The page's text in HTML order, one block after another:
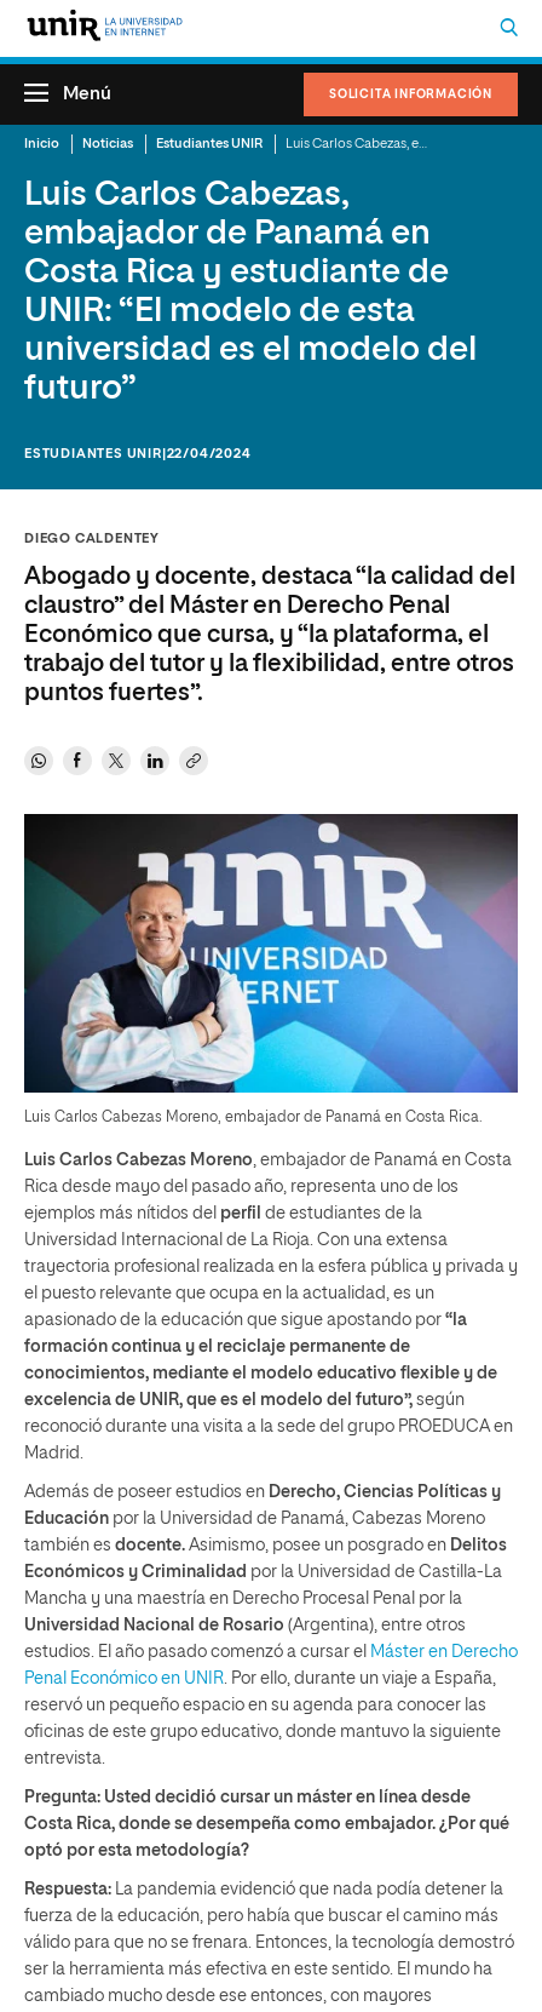
SOLICITA INFORMACIÓN
Menú
Inicio Noticias Estudiantes UNIR
Luis Carlos Cabezas,
embajador de Panamá en
Costa Rica y estudiante de
UNIR: “El modelo de esta
universidad es el modelo del
futuro”
ESTUDIANTES UNIR |22/04/2024
DIEGO CALDENTEY
Abogado y docente, destaca “la calidad del
claustro” del Máster en Derecho Penal
Económico que cursa, y “la plataforma, el
trabajo del tutor y la flexibilidad, entre otros
puntos fuertes”.
Luis Carlos Cabezas Moreno, embajador de Panamá en Costa Rica.
Luis Carlos Cabezas Moreno , embajador de Panamá en Costa
Rica desde mayo del pasado año, representa uno de los
ejemplos más nítidos del perfil de estudiantes de la
Universidad Internacional de La Rioja. Con una extensa
trayectoria profesional realizada en la esfera pública y privada y
el puesto relevante que ocupa en la actualidad, es un
apasionado de la educación que sigue apostando por “la
formación continua y el reciclaje permanente de
conocimientos, mediante el modelo educativo flexible y de
excelencia de UNIR, que es el modelo del futuro”, según
reconoció durante una visita a la sede del grupo PROEDUCA en
Madrid.
Además de poseer estudios en Derecho, Ciencias Políticas y
Educación por la Universidad de Panamá, Cabezas Moreno
también es docente. Asimismo, posee un posgrado en Delitos
Económicos y Criminalidad por la Universidad de Castilla-La
Mancha y una maestría en Derecho Procesal Penal por la
Universidad Nacional de Rosario (Argentina), entre otros
estudios. El año pasado comenzó a cursar el Máster en Derecho
Penal Económico en UNIR . Por ello, durante un viaje a España,
reservó un pequeño espacio en su agenda para conocer las
oficinas de este grupo educativo, donde mantuvo la siguiente
entrevista.
Pregunta: Usted decidió cursar un máster en línea desde
Costa Rica, donde se desempeña como embajador. ¿Por qué
optó por esta metodología?
Respuesta: La pandemia evidenció que nada podía detener la
fuerza de la educación, pero había que buscar el camino más
válido para que no se frenara. Entonces, la tecnología demostró
ser la herramienta más efectiva en este sentido. El mundo ha
cambiado mucho desde ese entonces, con mayores